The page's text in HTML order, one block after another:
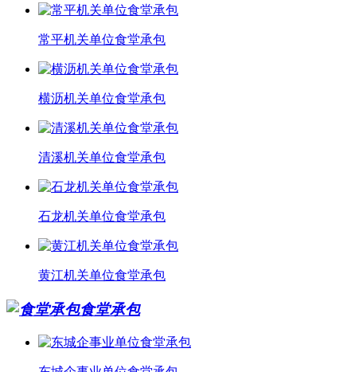
常平机关单位食堂承包
横沥机关单位食堂承包
清溪机关单位食堂承包
石龙机关单位食堂承包
黄江机关单位食堂承包
食堂承包